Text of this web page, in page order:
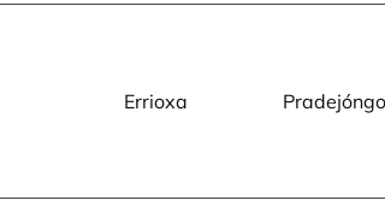
opens in a new tab
Errioxa